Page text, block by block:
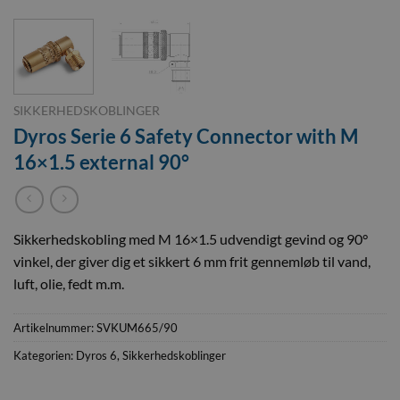
SIKKERHEDSKOBLINGER
Dyros Serie 6 Safety Connector with M
16×1.5 external 90°
Sikkerhedskobling med M 16×1.5 udvendigt gevind og 90°
vinkel, der giver dig et sikkert 6 mm frit gennemløb til vand,
luft, olie, fedt m.m.
Artikelnummer:SVKUM665/90
Kategorien: Dyros 6, Sikkerhedskoblinger